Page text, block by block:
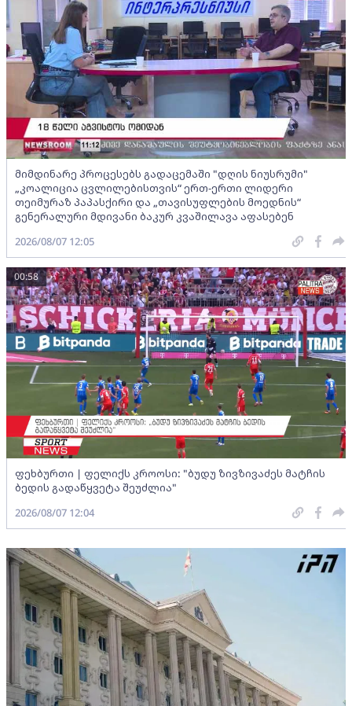
მიმდინარე პროცესებს გადაცემაში "დღის ნიუსრუმი"
„კოალიცია ცვლილებისთვის“ ერთ-ერთი ლიდერი
თეიმურაზ პაპასქირი და „თავისუფლების მოედნის“
გენერალური მდივანი ბაკურ კვაშილავა აფასებენ
2026/08/07 12:05
ფეხბურთი | ფელიქს კროოსი: "ბუდუ ზივზივაძეს მატჩის
ბედის გადაწყვეტა შეუძლია"
00:58
2026/08/07 12:04